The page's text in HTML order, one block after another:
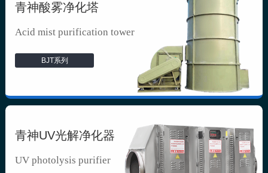
青神酸雾净化塔
Acid mist purification tower
BJT系列
青神UV光解净化器
UV photolysis purifier